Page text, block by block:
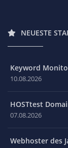
NEUESTE
Keyword
10.08.2026
HOSTtest
07.08.2026
Webhoster des